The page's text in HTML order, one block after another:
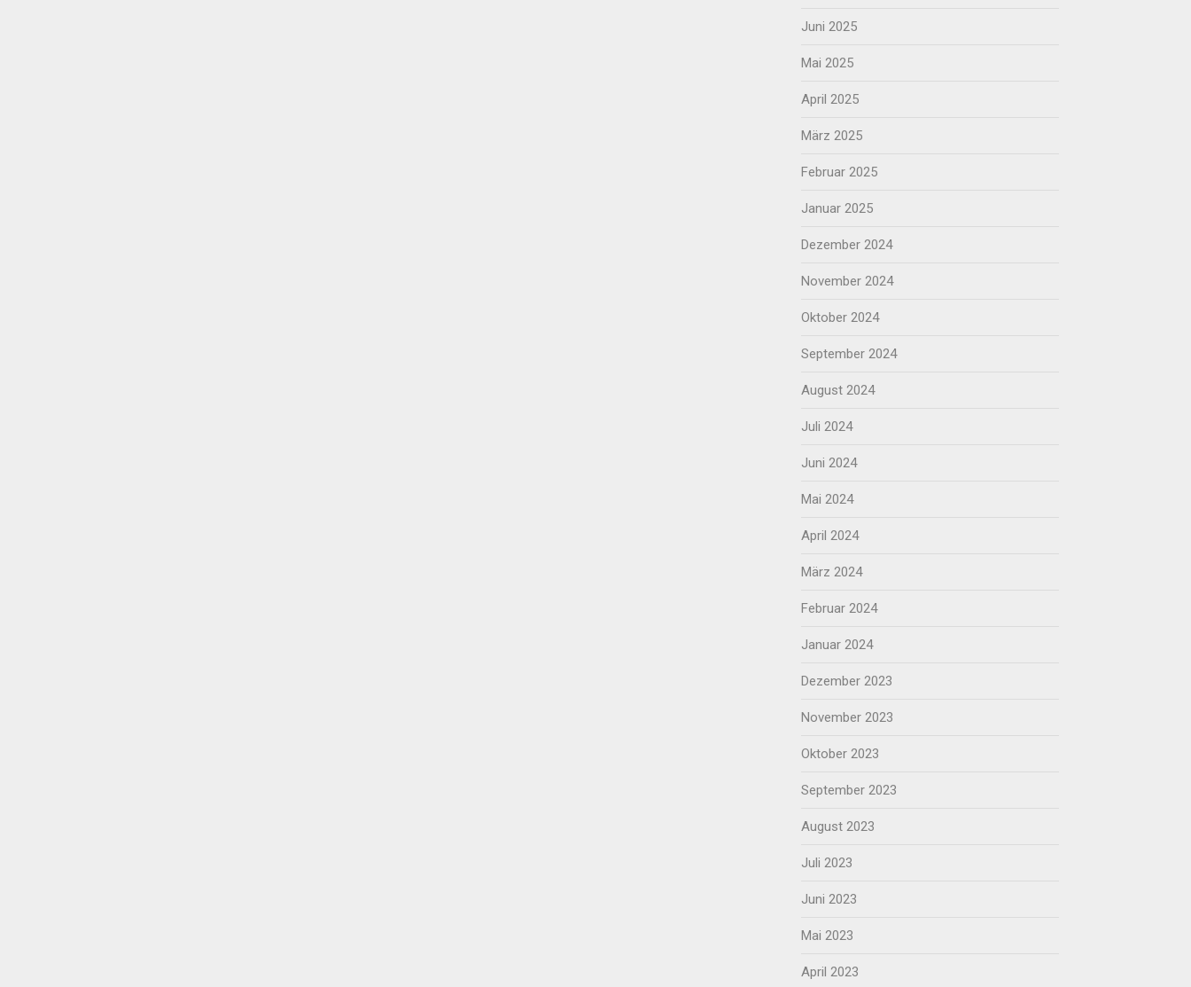
Juni 2025
Mai 2025
April 2025
März 2025
Februar 2025
Januar 2025
Dezember 2024
November 2024
Oktober 2024
September 2024
August 2024
Juli 2024
Juni 2024
Mai 2024
April 2024
März 2024
Februar 2024
Januar 2024
Dezember 2023
November 2023
Oktober 2023
September 2023
August 2023
Juli 2023
Juni 2023
Mai 2023
April 2023